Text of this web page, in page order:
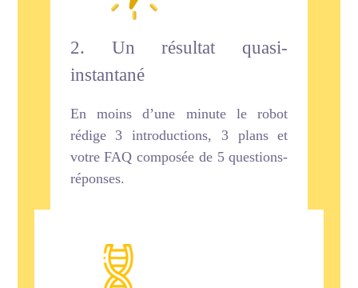
2. Un résultat quasi-
instantané
En moins d’une minute le robot
rédige 3 introductions, 3 plans et
votre FAQ composée de 5 questions-
réponses.